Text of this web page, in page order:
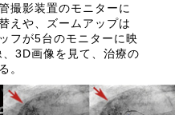
撮影装置のモニターに
えや、ズームアップは
フが5台のモニターに映
3D画像を見て、治療の
。